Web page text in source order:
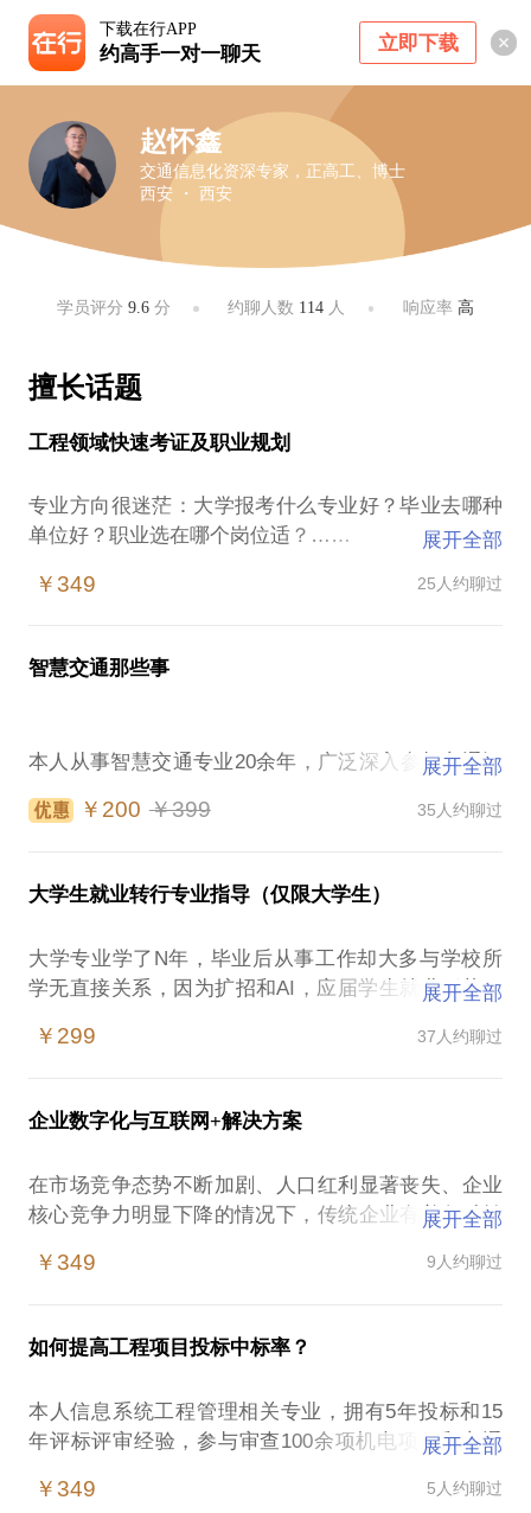
下载在行APP
约高手一对一聊天 立即下载
赵怀鑫
交通信息化资深专家，正高工、博士
西安 ・ 西安
学员评分9.6 分 约聊人数 114 人 响应率 高
擅长话题
工程领域快速考证及职业规划
专业方向很迷茫：大学报考什么专业好？毕业去哪种
单位好？职业选在哪个岗位适？……
没证我要考个证：在校可考哪些证？啥证让我轻松找
该考哪个？我能考上哪个？……
你？……
位、监理单位、事业单位、公务员……我要先干哪
职业瓶颈怎么办：碌碌无为，升迁无望怎么办？工作
不开心，怎样扭转局面？如何快速更换合适自己的工
作？如何快速提升自己的小时薪酬？…….
及工程领域厚黑学，成为快速升职加薪的少数人！
关于快速拿证：本人7天冲下监理工程师，23天拿下
一级建造师，一个月搞定检测工程师，还有复杂的咨
展开全部
￥349 25人约聊过
智慧交通那些事
本人从事智慧交通专业20余年，广泛深入参与交通运
定、招标评审、建设实施、监理检测和后评估工作，
的视野和独特的视角。
余项发展规划，主持或参与30余项科研课题及技术标
准的研究、编制，预审并办理了近50项交通运输信息
化项目的前期手续，参与审查100余项收费公路机电
（SCI/EI检索6篇）、授权发明专利3件，编写国标2
项、行标2项，省级标准规范10余项、省市级专项规
划20余项，获中国公路学会二等奖2项、陕西省科技
进步三等奖1项、陕西省交通运输科学技术二等奖2
息化等相关知识，只为用最通俗的语言、最简洁的话
展开全部
￥200 ￥399 35人约聊过
大学生就业转行专业指导（仅限大学生）
大学专业学了N年，毕业后从事工作却大多与学校所
学无直接关系，因为扩招和AI，应届学生就业形势更
的社会，就业择业应追求什么：金钱、地位OR发展？
专业？选学校还是选导师？……毕业入职，何行业、
何类型公司更适合自己？城市、岗位、薪资这些因素
如果您正面临以上问题， 感到迷茫纠结，内心焦虑和
犹豫不决，请您与我相约！让过来人帮助您更好地认
识自己、少走弯路、直击要点！
脱节！作为交通运输系统多岗位从业者和博士服务团
比高校更懂企业！我指导过300+名大学生的简历优化
和面试辅导，尤其擅长于建筑工程专业和信息技术
（IT）等专业职业方向选择，用经验教训和数据告诉
您怎样制作得体又华丽的简历，怎样在面试时完美展
展开全部
￥299 37人约聊过
企业数字化与互联网+解决方案
在市场竞争态势不断加剧、人口红利显著丧失、企业
核心竞争力明显下降的情况下，传统企业有着各种转
需求，随着新技术出现应用、管理服务需求不断提
数字化之路变得异常重要！
我在交通运输、建设工程、信息服务、系统集成等相
上你的困扰来找我，相信会给你带来不一样的启发。
与我相约，您可了解企业信息发展现状、存在问题，
熟悉智慧企业的战略规划、顶层设计、推进思路、实
展开全部
￥349 9人约聊过
如何提高工程项目投标中标率？
本人信息系统工程管理相关专业，拥有5年投标和15
年评标评审经验，参与审查100余项机电项目和交通
作，有着丰富的理论基础与实战经验。
展开全部
￥349 5人约聊过